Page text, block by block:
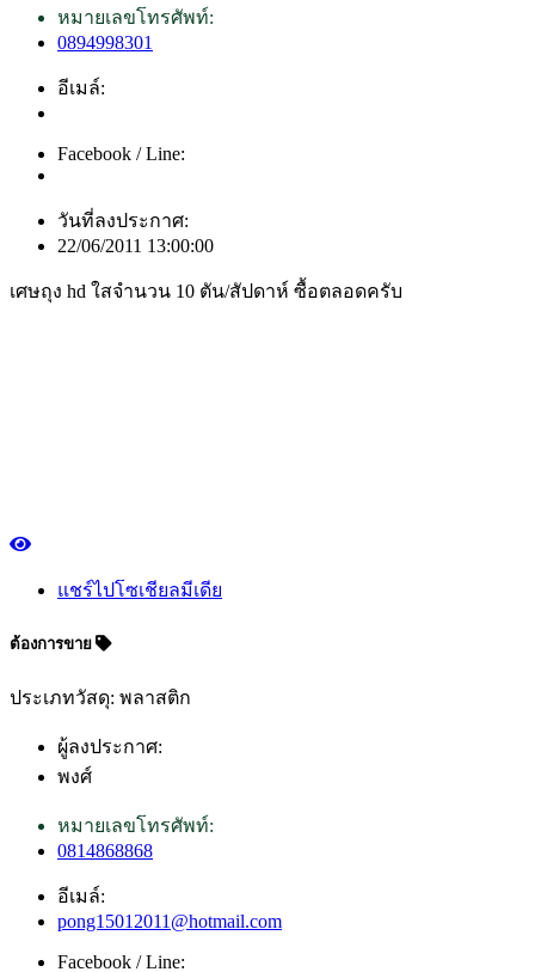
หมายเลขโทรศัพท์:
0894998301
อีเมล์:
Facebook / Line:
วันที่ลงประกาศ:
22/06/2011 13:00:00
เศษถุง hd ใสจำนวน 10 ตัน/สัปดาห์ ซื้อตลอดครับ
แชร์ไปโซเชียลมีเดีย
ต้องการขาย
ประเภทวัสดุ: พลาสติก
ผู้ลงประกาศ:
พงศ์
หมายเลขโทรศัพท์:
0814868868
อีเมล์:
pong15012011@hotmail.com
Facebook / Line: